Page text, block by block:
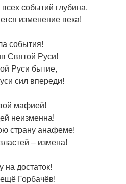
событий глубина,
изменение века!
события!
Святой Руси!
Руси бытие,
сил впереди!
мафией!
неизменна!
страну анафеме!
– измена!
на достаток!
Горбачёв!